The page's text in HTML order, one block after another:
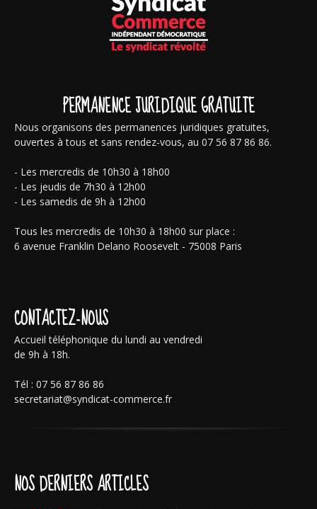
PERMANENCE JURIDIQUE GRATUITE
Nous organisons des permanences juridiques gratuites,
ouvertes à tous et sans rendez-vous, au 07 56 87 86 86.
- Les mercredis de 10h30 à 18h00
- Les jeudis de 7h30 à 12h00
- Les samedis de 9h à 12h00
Tous les mercredis de 10h30 à 18h00 sur place :
6 avenue Franklin Delano Roosevelt - 75008 Paris
CONTACTEZ-NOUS
Accueil téléphonique du lundi au vendredi
de 9h à 18h.
Tél : 07 56 87 86 86
secretariat@syndicat-commerce.fr
NOS DERNIERS ARTICLES